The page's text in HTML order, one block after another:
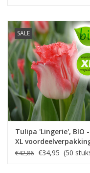
SALE
Tulipa 'Lingerie', BIO -
XL
€42,86 €34,95 (50